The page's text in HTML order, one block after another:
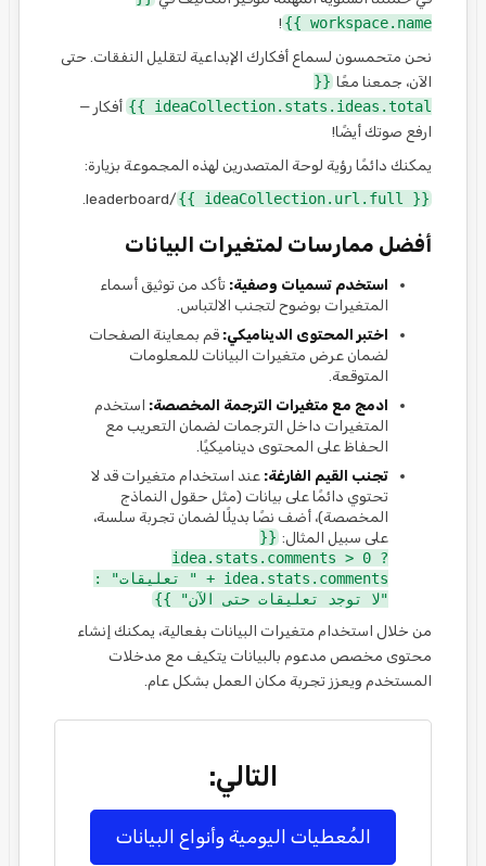
workspace.name }}
!
نحن متحمسون لسماع أفكارك الإبداعية لتقليل النفقات. حتى
الآن، جمعنا معًا {{
ideaCollection.stats.ideas.total }}
أفكار —
ارفع صوتك أيضًا!
يمكنك دائمًا رؤية لوحة المتصدرين لهذه المجموعة بزيارة:
{{ ideaCollection.url.full }}
/leaderboard.
أفضل ممارسات لمتغيرات البيانات
استخدم تسميات وصفية: تأكد من توثيق أسماء
المتغيرات بوضوح لتجنب الالتباس.
اختبر المحتوى الديناميكي: قم بمعاينة الصفحات
لضمان عرض متغيرات البيانات للمعلومات
المتوقعة.
ادمج مع متغيرات الترجمة المخصصة: استخدم
المتغيرات داخل الترجمات لضمان التعريب مع
الحفاظ على المحتوى ديناميكيًا.
تجنب القيم الفارغة: عند استخدام متغيرات قد لا
تحتوي دائمًا على بيانات (مثل حقول النماذج
المخصصة)، أضف نصًا بديلًا لضمان تجربة سلسة،
على سبيل المثال: {{
idea.stats.comments > 0 ?
idea.stats.comments + " تعليقات" :
"لا توجد تعليقات حتى الآن" }}
من خلال استخدام متغيرات البيانات بفعالية، يمكنك إنشاء
محتوى مخصص مدعوم بالبيانات يتكيف مع مدخلات
المستخدم ويعزز تجربة مكان العمل بشكل عام.
التالي:
المُعطيات اليومية وأنواع البيانات